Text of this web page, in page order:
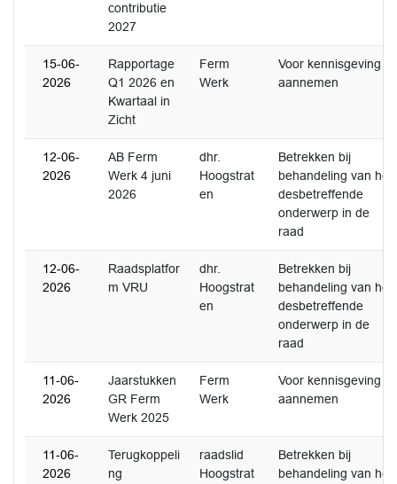
contributie
2027
15-06-
2026
Rapportage
Q1 2026 en
Kwartaal in
Zicht
Ferm
Werk
Voor kennisgeving
aannemen
12-06-
2026
AB Ferm
Werk 4 juni
2026
dhr.
Hoogstrat
en
Betrekken bij
behandeling van het
desbetreffende
onderwerp in de
raad
12-06-
2026
Raadsplatfor
m VRU
dhr.
Hoogstrat
en
Betrekken bij
behandeling van het
desbetreffende
onderwerp in de
raad
11-06-
2026
Jaarstukken
GR Ferm
Werk 2025
Ferm
Werk
Voor kennisgeving
aannemen
11-06-
2026
Terugkoppeli
ng
raadslid
Hoogstrat
Betrekken bij
behandeling van het